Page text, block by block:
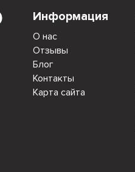
Информация
О нас
Отзывы
Блог
Контакты
Карта сайта